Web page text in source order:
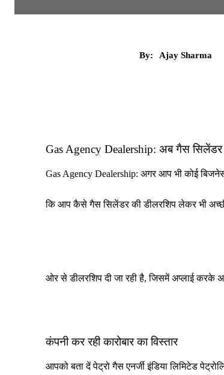
By: Ajay Sharma
Gas Agency Dealership: अब गैस सिलेंडर से
Gas Agency Dealership: अगर आप भी कोई
कि आप कैसे गैस सिलेंडर की डीलरशिप लेकर भी
ओर से डीलरशिप दी जा रही है, जिसमें अप्लाई
कंपनी कर रही कारोबार का विस्तार
आपको बता दें पेट्रो गैस एनर्जी इंडिया लिमिटेड